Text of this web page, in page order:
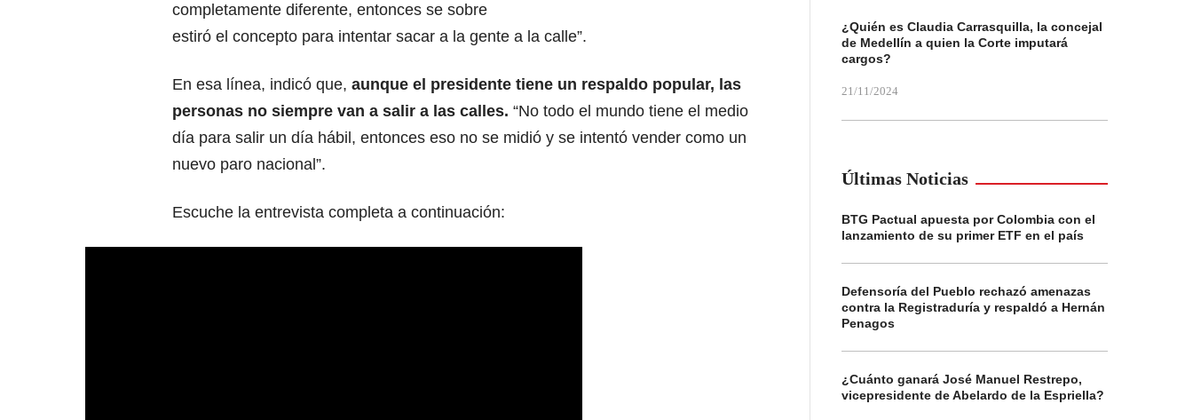
completamente diferente, entonces se sobre
estiró el concepto para intentar sacar a la gente a la calle”.
En esa línea, indicó que, aunque el presidente tiene un respaldo popular, las
personas no siempre van a salir a las calles. “No todo el mundo tiene el medio
día para salir un día hábil, entonces eso no se midió y se intentó vender como un
nuevo paro nacional”.
Escuche la entrevista completa a continuación:
¿Quién es Claudia Carrasquilla, la concejal
de Medellín a quien la Corte imputará
cargos?
21/11/2024
Últimas Noticias
BTG Pactual apuesta por Colombia con el
lanzamiento de su primer ETF en el país
Defensoría del Pueblo rechazó amenazas
contra la Registraduría y respaldó a Hernán
Penagos
¿Cuánto ganará José Manuel Restrepo,
vicepresidente de Abelardo de la Espriella?